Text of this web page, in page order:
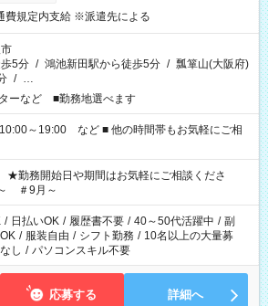
費規定内支給 ※派遣先による
5分 / 鴻池新田駅から徒歩5分 / 瓢箪山(大阪府)
/ …
ーなど ■勤務地選べます
など ■ 他の時間帯もお気軽にご相
勤務開始日や期間はお気軽にご相談くださ
＃9月～
/ 日払いOK / 履歴書不要 / 40～50代活躍中 / 副
/ 服装自由 / シフト勤務 / 10名以上の大量募
し / パソコンスキル不要
応募する 詳細へ